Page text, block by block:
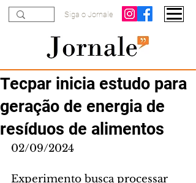
Siga o Jornale
Tecpar inicia estudo para
geração de energia de
resíduos de alimentos
02/09/2024
Experimento busca processar